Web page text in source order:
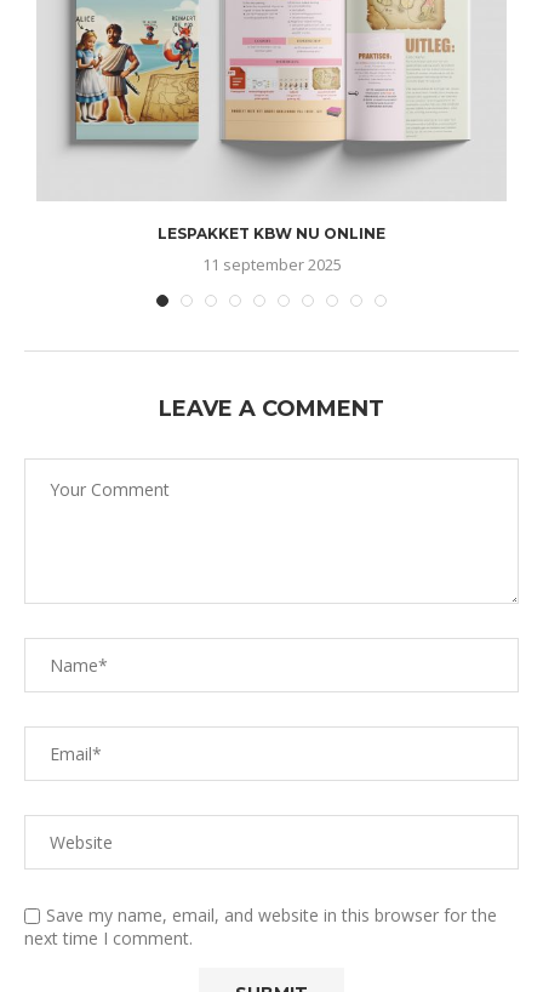
LESPAKKET KBW NU ONLINE
11 september 2025
LEAVE A COMMENT
Save my name, email, and website in this browser for the
next time I comment.